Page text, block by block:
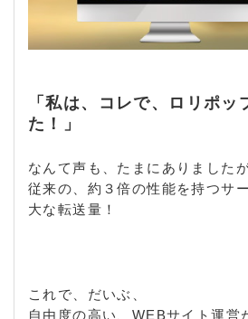
「私は、コレで、ロリポッ
た！」
なんて声も、たまにありましたが
従来の、約３倍の性能を持つサ
大な転送量！
これで、だいぶ、
自由度の高い、WEBサイト運営